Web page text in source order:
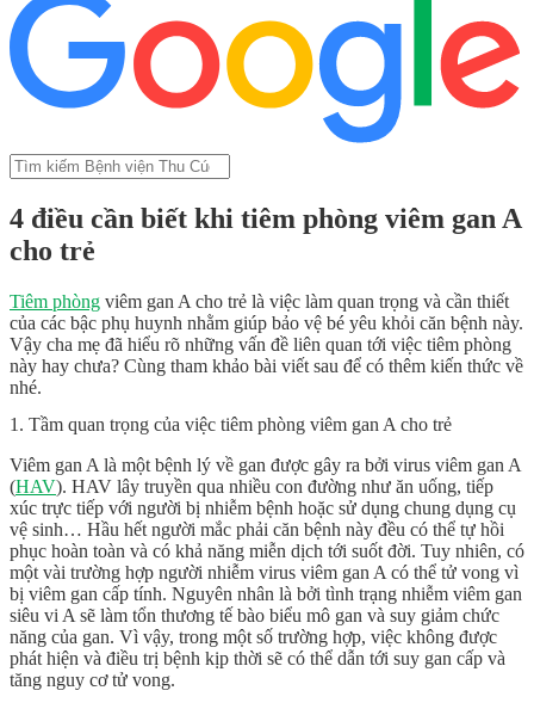
4 điều cần biết khi tiêm phòng viêm gan A
cho trẻ
Tiêm phòng viêm gan A cho trẻ là việc làm quan trọng và cần thiết
của các bậc phụ huynh nhằm giúp bảo vệ bé yêu khỏi căn bệnh này.
Vậy cha mẹ đã hiểu rõ những vấn đề liên quan tới việc tiêm phòng
này hay chưa? Cùng tham khảo bài viết sau để có thêm kiến thức về
nhé.
1. Tầm quan trọng của việc tiêm phòng viêm gan A cho trẻ
Viêm gan A là một bệnh lý về gan được gây ra bởi virus viêm gan A
(HAV). HAV lây truyền qua nhiều con đường như ăn uống, tiếp
xúc trực tiếp với người bị nhiễm bệnh hoặc sử dụng chung dụng cụ
vệ sinh… Hầu hết người mắc phải căn bệnh này đều có thể tự hồi
phục hoàn toàn và có khả năng miễn dịch tới suốt đời. Tuy nhiên, có
một vài trường hợp người nhiễm virus viêm gan A có thể tử vong vì
bị viêm gan cấp tính. Nguyên nhân là bởi tình trạng nhiễm viêm gan
siêu vi A sẽ làm tổn thương tế bào biểu mô gan và suy giảm chức
năng của gan. Vì vậy, trong một số trường hợp, việc không được
phát hiện và điều trị bệnh kịp thời sẽ có thể dẫn tới suy gan cấp và
tăng nguy cơ tử vong.